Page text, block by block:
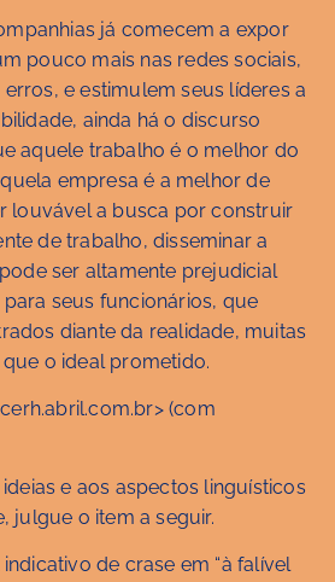
já comecem a expor
pouco mais nas redes sociais,
e estimulem seus líderes a
ainda há o discurso
aquele trabalho é o melhor do
empresa é a melhor de
louvável a busca por construir
de trabalho, disseminar a
ser altamente prejudicial
seus funcionários, que
diante da realidade, muitas
o ideal prometido.
(com
e aos aspectos linguísticos
julgue o item a seguir.
de crase em “à falível